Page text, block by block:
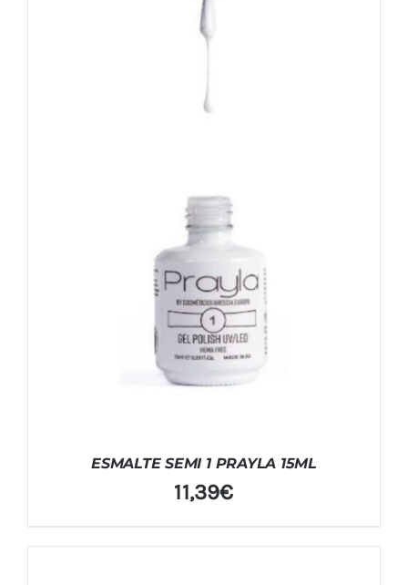
ESMALTE SEMI 1 PRAYLA 15ML
11,39€